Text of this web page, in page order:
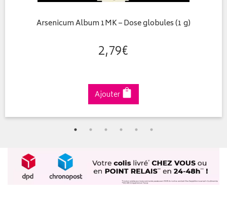
Arsenicum Album 1MK – Dose globules (1 g)
2,79€
Ajouter